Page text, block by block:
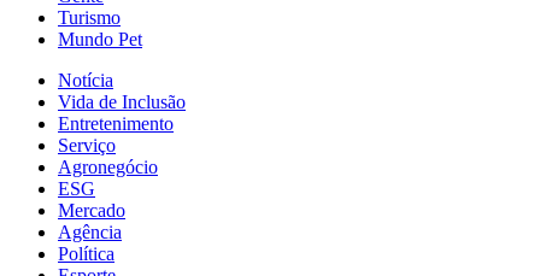
Turismo
Mundo Pet
Notícia
Vida de Inclusão
Entretenimento
Serviço
Agronegócio
ESG
Mercado
Agência
Política